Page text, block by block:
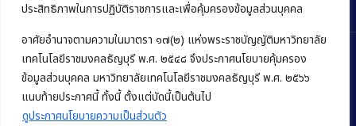
ประสิทธิภาพในการปฏิบัติราชการและเพื่อคุ้มครองข้อมูลส่วนบุคคล
อาศัยอำนาจตามความในมาตรา ๑๗(๒) แห่งพระราชบัญญัติมหาวิทยาลัย
เทคโนโลยีราชมงคลธัญบุรี พ.ศ. ๒๕๔๘ จึงประกาศนโยบายคุ้มครอง
ข้อมูลส่วนบุคคล มหาวิทยาลัยเทคโนโลยีราชมงคลธัญบุรี พ.ศ. ๒๕๖๖
แนบท้ายประกาศนี้ ทั้งนี้ ตั้งแต่บัดนี้เป็นต้นไป
ดูประกาศนโยบายความเป็นส่วนตัว
Copyright © 2022 คณะบริหารธุรกิจ มหาวิทยาลัยเทคโนโลยีราชมงคล
ธัญบุรี